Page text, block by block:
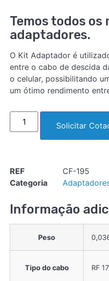
Temos todos os
adaptadores.
O Kit Adaptador é
entre o cabo de descida
o celular, possibilitando
um ótimo rendimento
Solicitar
REF
CF-195
Categoria
Informação
Peso
Tipo do cabo RF